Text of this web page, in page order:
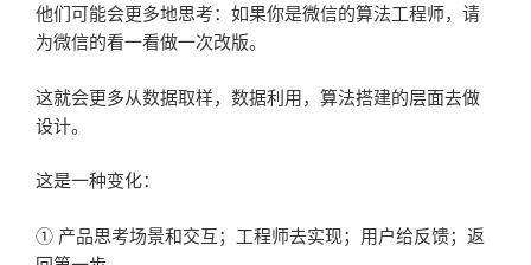
他们可能会更多地思考：如果你是微信的算法工程师，请
为微信的看一看做一次改版。
这就会更多从数据取样，数据利用，算法搭建的层面去做
设计。
这是一种变化：
① 产品思考场景和交互；工程师去实现；用户给反馈；返